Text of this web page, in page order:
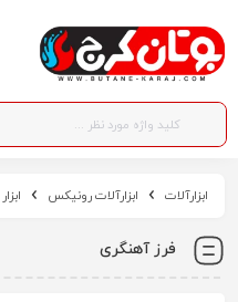
ابزارآلات ابزارآلات رونیکس
فرز آهنگری